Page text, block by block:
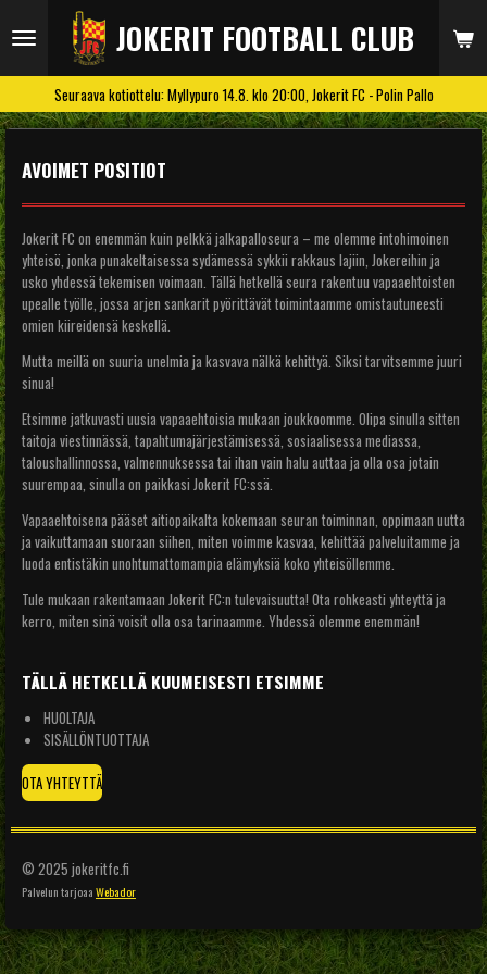
pääsisältöön
JOKERIT FOOTBALL CLUB
Seuraava kotiottelu: Myllypuro 14.8. klo 20:00, Jokerit FC - Polin Pallo
AVOIMET POSITIOT
Jokerit FC on enemmän kuin pelkkä jalkapalloseura – me olemme intohimoinen
yhteisö, jonka punakeltaisessa sydämessä sykkii rakkaus lajiin, Jokereihin ja
usko yhdessä tekemisen voimaan. Tällä hetkellä seura rakentuu vapaaehtoisten
upealle työlle, jossa arjen sankarit pyörittävät toimintaamme omistautuneesti
omien kiireidensä keskellä.
Mutta meillä on suuria unelmia ja kasvava nälkä kehittyä. Siksi tarvitsemme juuri
sinua!
Etsimme jatkuvasti uusia vapaaehtoisia mukaan joukkoomme. Olipa sinulla sitten
taitoja viestinnässä, tapahtumajärjestämisessä, sosiaalisessa mediassa,
taloushallinnossa, valmennuksessa tai ihan vain halu auttaa ja olla osa jotain
suurempaa, sinulla on paikkasi Jokerit FC:ssä.
Vapaaehtoisena pääset aitiopaikalta kokemaan seuran toiminnan, oppimaan uutta
ja vaikuttamaan suoraan siihen, miten voimme kasvaa, kehittää palveluitamme ja
luoda entistäkin unohtumattomampia elämyksiä koko yhteisöllemme.
Tule mukaan rakentamaan Jokerit FC:n tulevaisuutta! Ota rohkeasti yhteyttä ja
kerro, miten sinä voisit olla osa tarinaamme. Yhdessä olemme enemmän!
TÄLLÄ HETKELLÄ KUUMEISESTI ETSIMME
HUOLTAJA
SISÄLLÖNTUOTTAJA
OTA YHTEYTTÄ
© 2025 jokeritfc.fi
Palvelun tarjoaaWebador